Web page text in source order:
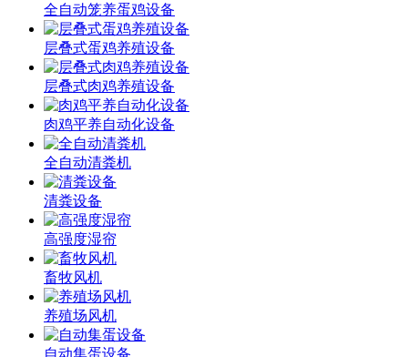
全自动笼养蛋鸡设备
层叠式蛋鸡养殖设备
层叠式肉鸡养殖设备
肉鸡平养自动化设备
全自动清粪机
清粪设备
高强度湿帘
畜牧风机
养殖场风机
自动集蛋设备